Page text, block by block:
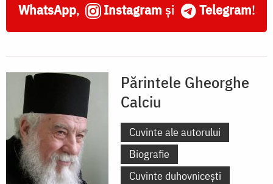
WhatsApp, Instagram și Telegram!
Părintele Gheorghe
Calciu
Cuvinte ale autorului
Biografie
Cuvinte duhovnicești